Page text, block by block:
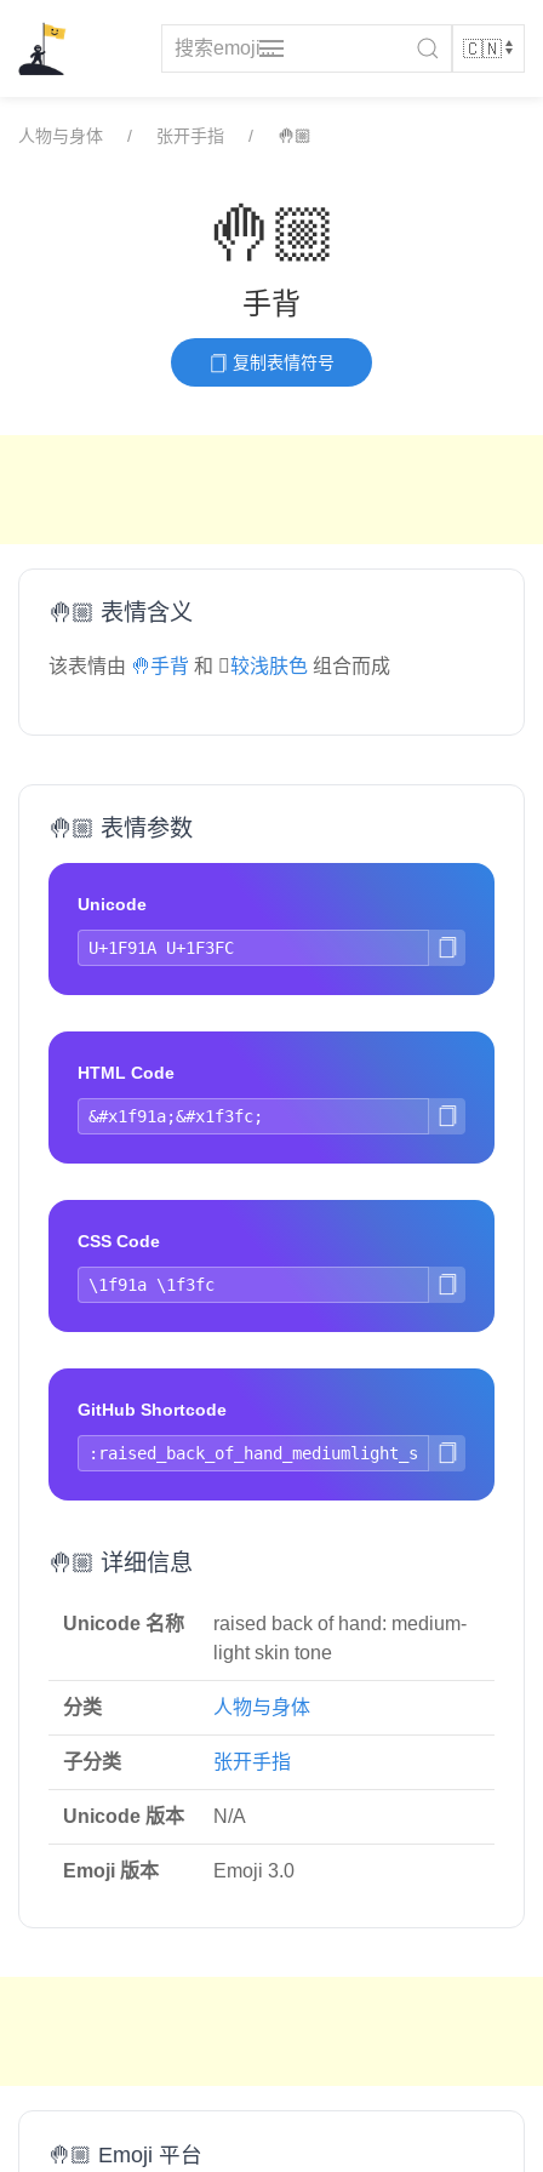
content
人物与身体 张开手指 🤚🏼
🤚🏼
手背
复制表情符号
🤚🏼 表情含义
该表情由 🤚手背 和🏼较浅肤色 组合而成
🤚🏼 表情参数
Unicode
HTML Code
CSS Code
GitHub Shortcode
🤚🏼 详细信息
Unicode 名称
raised back of hand: medium-
light skin tone
分类 人物与身体
子分类 张开手指
Unicode 版本 N/A
Emoji 版本 Emoji 3.0
🤚🏼 Emoji 平台